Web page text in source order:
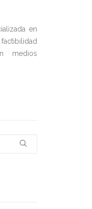
en
medios